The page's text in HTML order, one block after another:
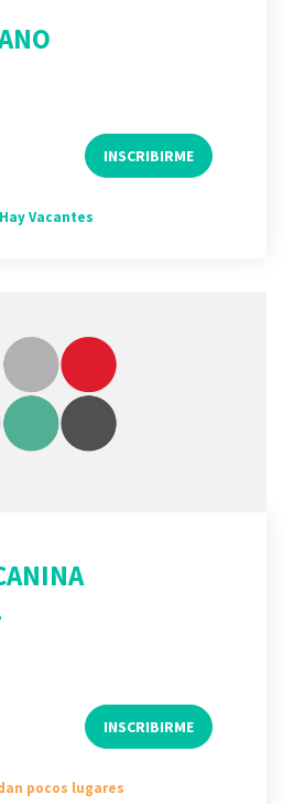
INSCRIBIRME
Hay Vacantes
INSCRIBIRME
pocos lugares